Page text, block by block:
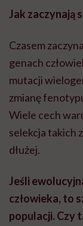
Jak zaczynają
Czasem
genach
mutacji
zmianę
Wiele cech
selekcja takich
dłużej.
Jeśli
człowieka, to
populacji. Czy